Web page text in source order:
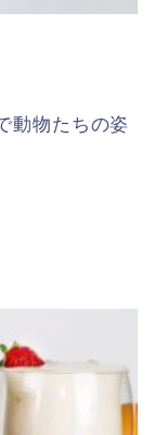
動物たちの姿